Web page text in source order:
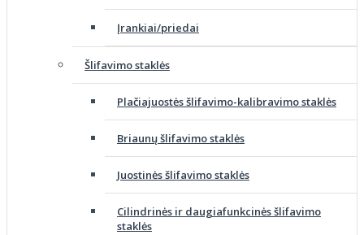
Įrankiai/priedai
Šlifavimo staklės
Plačiajuostės šlifavimo-kalibravimo staklės
Briaunų šlifavimo staklės
Juostinės šlifavimo staklės
Cilindrinės ir daugiafunkcinės šlifavimo
staklės